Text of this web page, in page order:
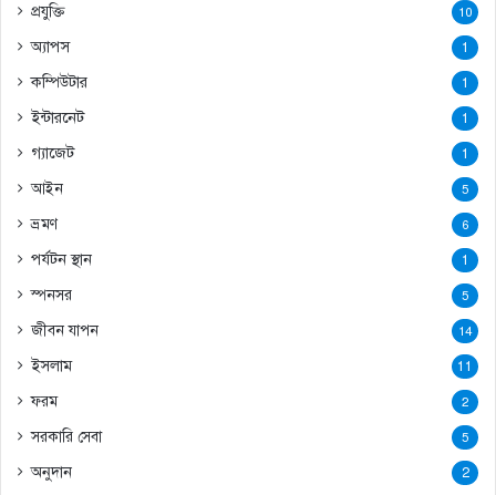
প্রযুক্তি 10
অ্যাপস 1
কম্পিউটার 1
ইন্টারনেট 1
গ্যাজেট 1
আইন 5
ভ্রমণ 6
পর্যটন স্থান 1
স্পনসর 5
জীবন যাপন 14
ইসলাম 11
ফরম 2
সরকারি সেবা 5
অনুদান 2